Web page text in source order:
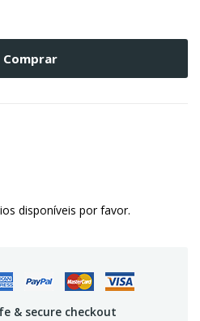
Comprar
disponíveis por favor.
& secure checkout